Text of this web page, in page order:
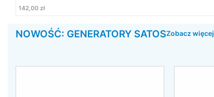
Cena
142,00 zł
NOWOŚĆ: GENERATORY SATOSZobacz więcej